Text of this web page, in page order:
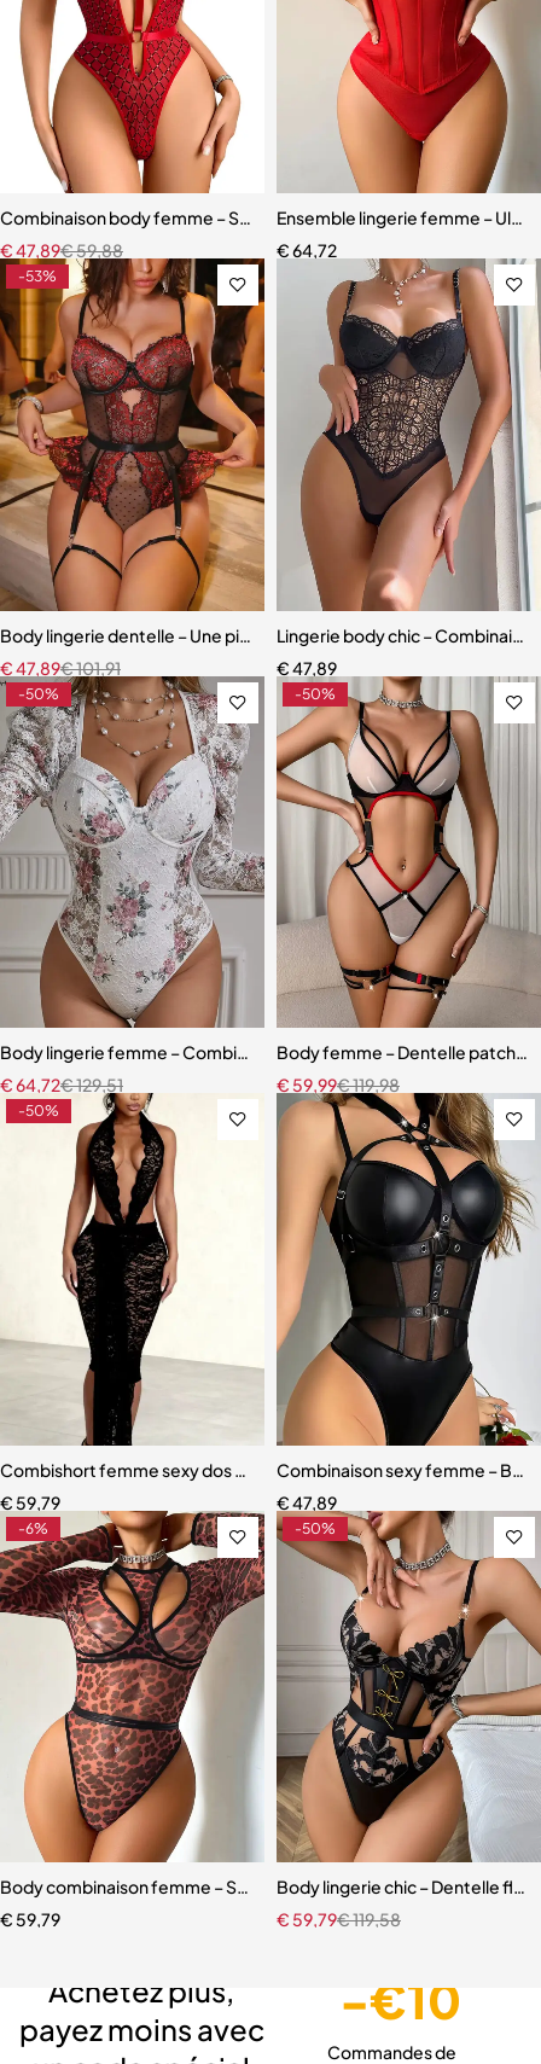
Combinaison body femme – Style moderne rouge avec effet
€59,88
€47,89
Ensemble lingerie femme –
€64,72
-53%
Body lingerie dentelle – Une pièce transparente en polyester,
€101,91
€47,89
Lingerie body chic –
€47,89
-50%
Body lingerie femme – Combinaison en dentelle élégante avec
€129,51
€64,72
-50%
Body femme – Dentelle
€119,98
€ 59,99
-50%
Combishort femme sexy dos nu – Patchwork jacquard, col V
€ 59,79
Combinaison sexy femme –
€47,89
-6%
Body combinaison femme – Style européen et américain avec
€ 59,79
-50%
Body lingerie chic – Dentelle
€119,58
€ 59,79
Achetez plus,
payez moins avec
-€10
Commandes de